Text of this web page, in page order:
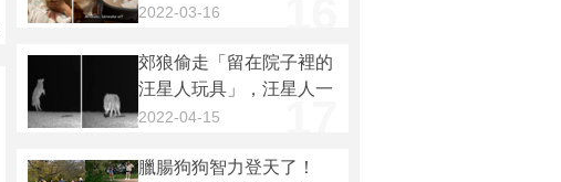
示：怎麼新來的不陪玩？
2022-03-16
郊狼偷走「留在院子裡的
汪星人玩具」，汪星人一
氣之下「設置攝像機拍下
2022-04-15
臘腸狗狗智力登天了！